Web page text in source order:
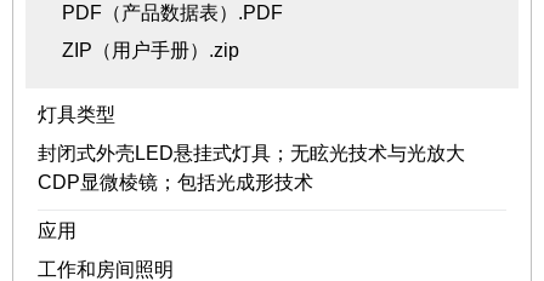
PDF（产品数据表）.PDF
ZIP（用户手册）.zip
灯具类型
封闭式外壳LED悬挂式灯具；无眩光技术与光放大
CDP显微棱镜；包括光成形技术
应用
工作和房间照明